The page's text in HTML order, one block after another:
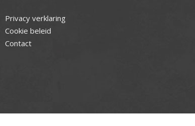
Privacy verklaring
Cookie beleid
Contact